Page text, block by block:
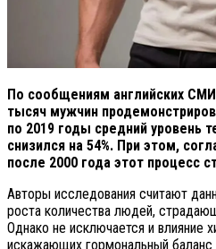
По сообщениям английских
тысяч мужчин
по 2019 годы средний уровень
снизился на 54%. При этом,
после 2000 года этот процесс
Авторы исследования считают
роста количества людей,
Однако не исключается и влияние
искажающих гормональный